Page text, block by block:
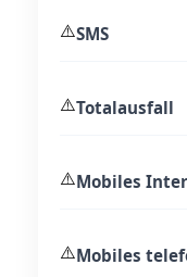
⚠️SMS
⚠️Totalausfall
⚠️Mobiles
⚠️Mobiles